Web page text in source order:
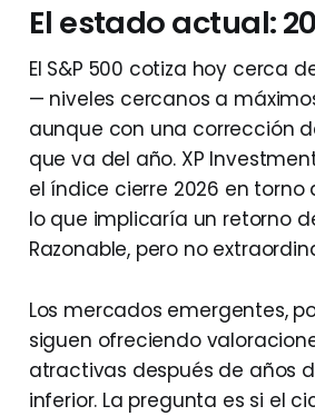
El estado actual:
El S&P 500 cotiza hoy cerca
— niveles cercanos a
aunque con una corrección
que va del año. XP
el índice cierre 2026 en torno
lo que implicaría un retorno
Razonable, pero no
Los mercados emergentes,
siguen ofreciendo
atractivas después de años
inferior. La pregunta es si el